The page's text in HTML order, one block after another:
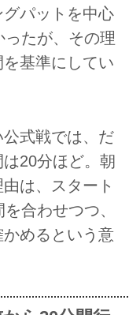
パットを中心
たが、その理
基準にしてい
式戦では、だ
20分ほど。朝
は、スタート
合わせつつ、
めるという意